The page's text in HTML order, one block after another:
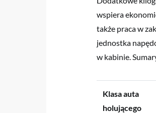
wspiera
także praca w
jednostka
w kabinie.
Klasa auta
holującego